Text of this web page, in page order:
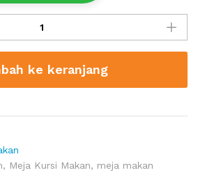
ke keranjang
, Meja Kursi Makan, meja makan